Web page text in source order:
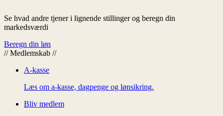
Se hvad andre tjener i lignende stillinger og beregn din
markedsværdi
Beregn din løn
// Medlemskab //
A-kasse
Læs om a-kasse, dagpenge og lønsikring.
Bliv medlem